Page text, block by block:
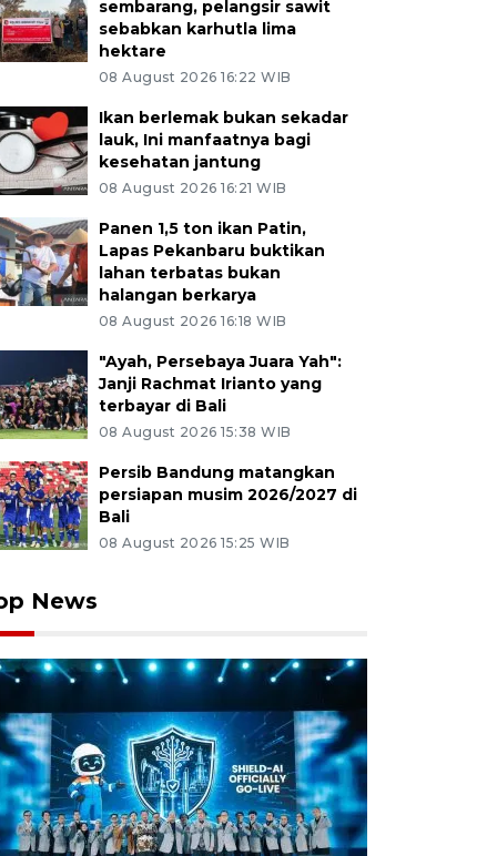
sembarang, pelangsir sawit
sebabkan karhutla lima
hektare
08 August 2026 16:22 WIB
Ikan berlemak bukan sekadar
lauk, Ini manfaatnya bagi
kesehatan jantung
08 August 2026 16:21 WIB
Panen 1,5 ton ikan Patin,
Lapas Pekanbaru buktikan
lahan terbatas bukan
halangan berkarya
08 August 2026 16:18 WIB
"Ayah, Persebaya Juara Yah":
Janji Rachmat Irianto yang
terbayar di Bali
08 August 2026 15:38 WIB
Persib Bandung matangkan
persiapan musim 2026/2027 di
Bali
08 August 2026 15:25 WIB
News